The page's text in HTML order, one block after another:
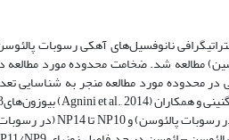
نانوفسیل‌های آهکی رسوبات